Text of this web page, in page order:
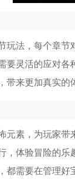
玩法，每个章节
要灵活的应对各
带来更加真实的
元素，为玩家带
，体验冒险的乐
都需要在管理好